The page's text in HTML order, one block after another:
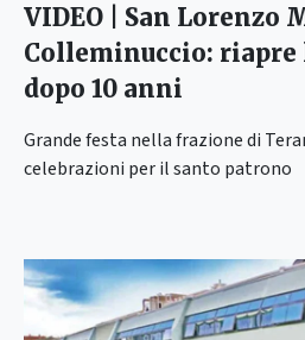
VIDEO | San Lorenzo
Colleminuccio: riapre
dopo 10 anni
Grande festa nella frazione di
celebrazioni per il santo patrono